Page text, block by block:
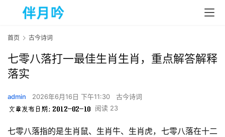
首页 古今诗词
七零八落打一最佳生肖生肖，重点解答解释
落实
admin 2026年6月16日 下午11:30
古今诗词
阅读 23
七零八落指的是生肖鼠、生肖牛、生肖虎，七零八落在十二